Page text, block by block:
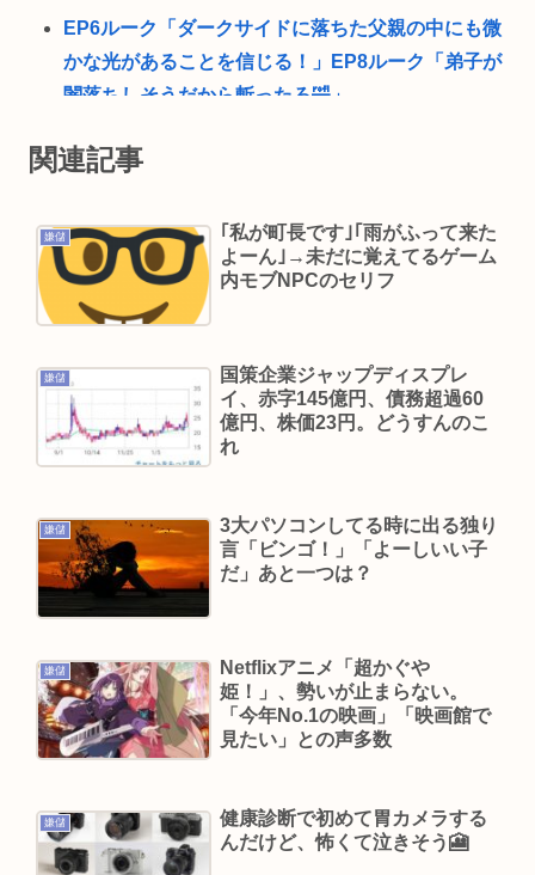
EP6ルーク「ダークサイドに落ちた父親の中にも微
かな光があることを信じる！」EP8ルーク「弟子が
闇落ちしそうだから斬ったろ🤣」
【なぞなぞ】義母、義妹、エ口いのどっち！
がいいの
Redditを読んでると外人って日本に対してはよく
調べもせずに思い込みで勝手に議論してるよな
からは何ひとつ言えなくて…言葉にできぬ悔し
さ」
NHKさん、女がいかにイージーモードかをわかり
あのちゃんさん、完全に許される 何で燃えたか忘
れるほど許されてしまう
愛知県最強のスーパー、満場一致で決まる
ヘン手渡し販売、反省の色なしとX民に批判される
Powered by livedoor 相互RSS
関連記事
嫌儲
｢私が町長です｣｢雨がふって来た
よーん｣→未だに覚えてるゲーム
内モブNPCのセリフ
嫌儲
国策企業ジャップディスプレ
イ、赤字145億円、債務超過60
億円、株価23円。どうすんのこ
れ
嫌儲
3大パソコンしてる時に出る独り
言「ビンゴ！」「よーしいい子
だ」あと一つは？
嫌儲
Netflixアニメ「超かぐや
姫！」、勢いが止まらない。
「今年No.1の映画」「映画館で
見たい」との声多数
嫌儲
健康診断で初めて胃カメラする
んだけど、怖くて泣きそう🎦